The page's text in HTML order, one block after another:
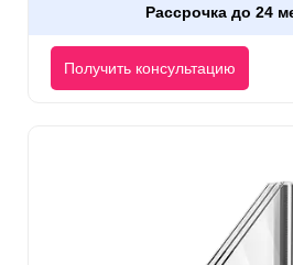
Рассрочка до 24
Получить консультацию